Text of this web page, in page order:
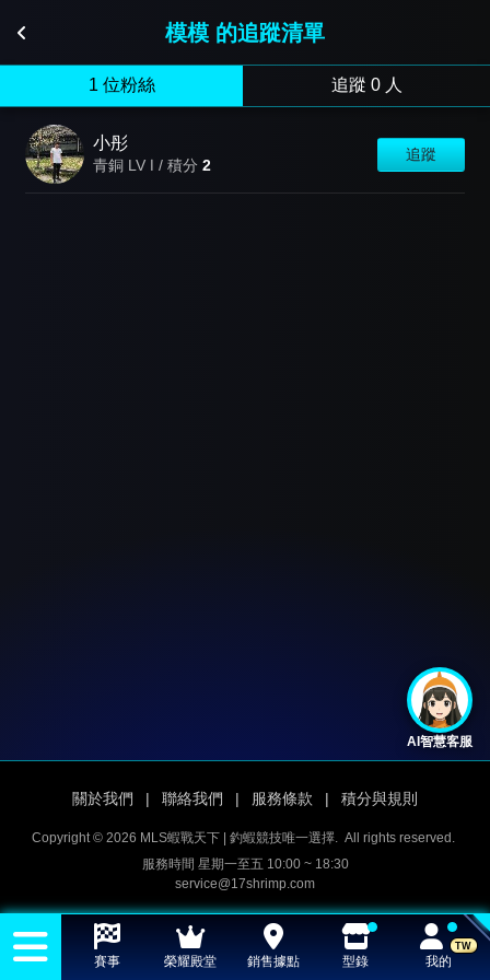
模模 的追蹤清單
1 位粉絲 追蹤 0 人
小彤
青銅 LV Ⅰ / 積分 2
追蹤
AI智慧客服
關於我們 | 聯絡我們 | 服務條款 | 積分與規則
Copyright © 2026 MLS蝦戰天下 | 釣蝦競技唯一選擇. All rights reserved.
服務時間 星期一至五 10:00 ~ 18:30
service@17shrimp.com
賽事 榮耀殿堂 銷售據點 型錄
TW
我的